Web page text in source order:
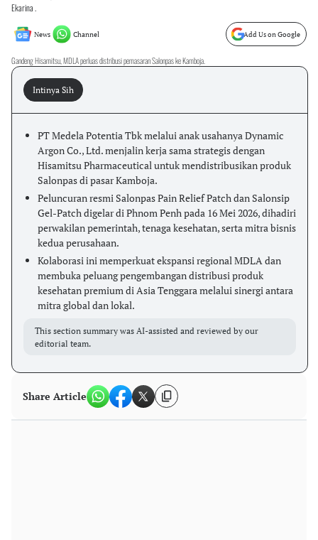
Ekarina .
News Channel Add Us on Google
Gandeng Hisamitsu, MDLA perluas distribusi pemasaran Salonpas ke Kamboja.
Intinya Sih
PT Medela Potentia Tbk melalui anak usahanya Dynamic
Argon Co., Ltd. menjalin kerja sama strategis dengan
Hisamitsu Pharmaceutical untuk mendistribusikan produk
Salonpas di pasar Kamboja.
Peluncuran resmi Salonpas Pain Relief Patch dan Salonsip
Gel-Patch digelar di Phnom Penh pada 16 Mei 2026, dihadiri
perwakilan pemerintah, tenaga kesehatan, serta mitra bisnis
kedua perusahaan.
Kolaborasi ini memperkuat ekspansi regional MDLA dan
membuka peluang pengembangan distribusi produk
kesehatan premium di Asia Tenggara melalui sinergi antara
mitra global dan lokal.
This section summary was AI-assisted and reviewed by our
editorial team.
Share Article